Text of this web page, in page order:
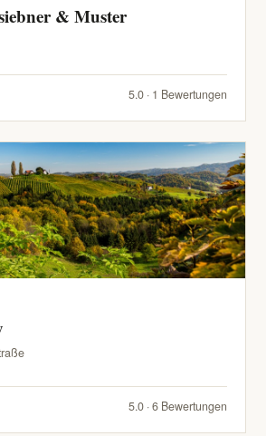
& Muster
5.0 · 1 Bewertungen
5.0 · 6 Bewertungen